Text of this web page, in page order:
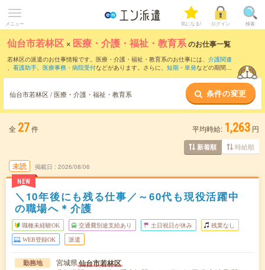
メニュー 気になる! ログイン 検索
仙台市若林区 × 医療・介護・福祉・教育系のお仕事一覧
若林区の派遣のお仕事情報です。医療・介護・福祉・教育系のお仕事には、 介護関連
、 看護助手、 医療事務・病院受付などがあります。さらに、 短期 ・ 単発などの期間
仙台市若林区 / 医療・介護・福祉・教育系 条件の変更
全 27件 平均時給: 1,263 円
新着順 時給順
未読
NEW
掲載日 2026/08/06
＼10年後にも残る仕事／～60代も現役活躍中
の職場へ＊介護
職種未経験OK 交通費別途支給あり 土日祝日が休み 残業なし
WEB登録OK 派遣
勤務地 宮城県仙台市若林区